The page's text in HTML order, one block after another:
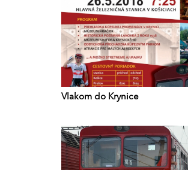
Vlakom do Krynice